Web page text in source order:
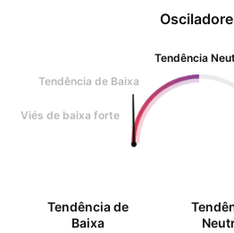
Tendência
Tendência de Baixa
Viés de baixa forte
Tendência de
Baixa